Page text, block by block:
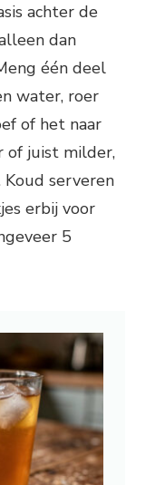
achter de
dan
één deel
water, roer
of het naar
of juist milder,
Koud serveren
erbij voor
5